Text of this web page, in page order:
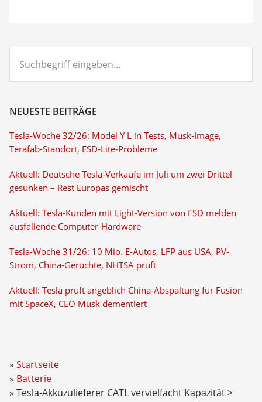
eingeben...
NEUESTE BEITRÄGE
Tesla-Woche 32/26: Model Y L in Tests, Musk-Image,
Terafab-Standort, FSD-Lite-Probleme
Aktuell: Deutsche Tesla-Verkäufe im Juli um zwei Drittel
gesunken – Rest Europas gemischt
Aktuell: Tesla-Kunden mit Light-Version von FSD melden
ausfallende Computer-Hardware
Tesla-Woche 31/26: 10 Mio. E-Autos, LFP aus USA, PV-
Strom, China-Gerüchte, NHTSA prüft
Aktuell: Tesla prüft angeblich China-Abspaltung für Fusion
mit SpaceX, CEO Musk dementiert
Startseite
Batterie
Tesla-Akkuzulieferer CATL vervielfacht Kapazität >